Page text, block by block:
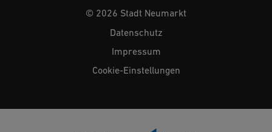
© 2026 Stadt Neumarkt
Datenschutz
Impressum
Cookie-Einstellungen